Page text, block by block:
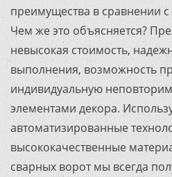
преимущества в сравнении
Чем же это объясняется?
невысокая стоимость,
выполнения, возможность
индивидуальную
элементами декора.
автоматизированные
высококачественные
сварных ворот мы всегда